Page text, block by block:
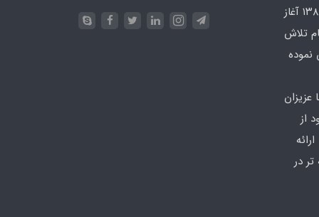
در محدوده که کار خود را از سال ۱۳۸۶ آغاز
تلاش
نموده
از
در